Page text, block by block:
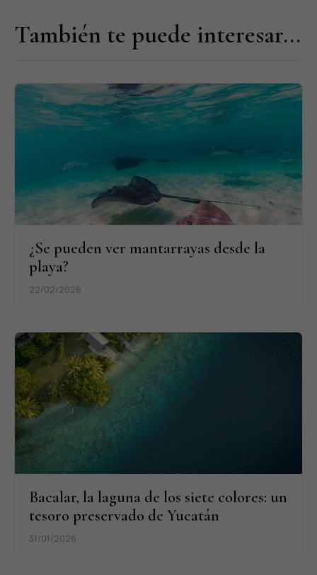
También te puede interesar...
¿Se pueden ver mantarrayas desde la
playa?
22/02/2026
Bacalar, la laguna de los siete colores: un
tesoro preservado de Yucatán
31/01/2026